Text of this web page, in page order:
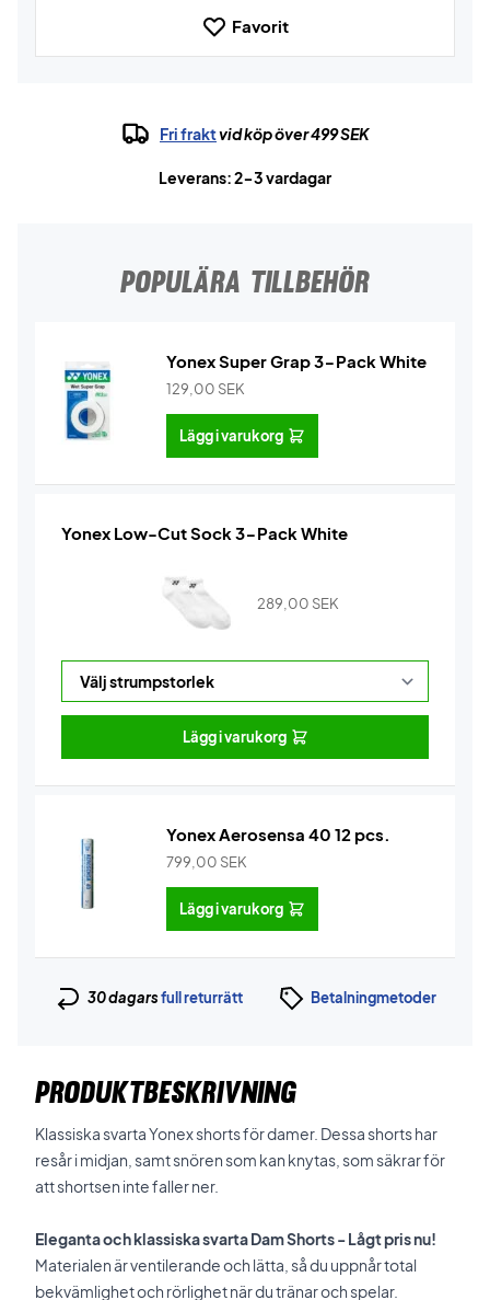
Favorit
Fri fraktvid köp över 499 SEK
Leverans: 2-3 vardagar
POPULÄRA TILLBEHÖR
Yonex Super Grap 3-Pack White
129,00 SEK
Lägg i varukorg
Yonex Low-Cut Sock 3-Pack White
289,00 SEK
Lägg i varukorg
Yonex Aerosensa 40 12 pcs.
799,00 SEK
Lägg i varukorg
30 dagarsfull returrätt Betalningmetoder
PRODUKTBESKRIVNING
Klassiska svarta Yonex shorts för damer. Dessa shorts har
resår i midjan, samt snören som kan knytas, som säkrar för
att shortsen inte faller ner.
Eleganta och klassiska svarta Dam Shorts - Lågt pris nu!
Materialen är ventilerande och lätta, så du uppnår total
bekvämlighet och rörlighet när du tränar och spelar.